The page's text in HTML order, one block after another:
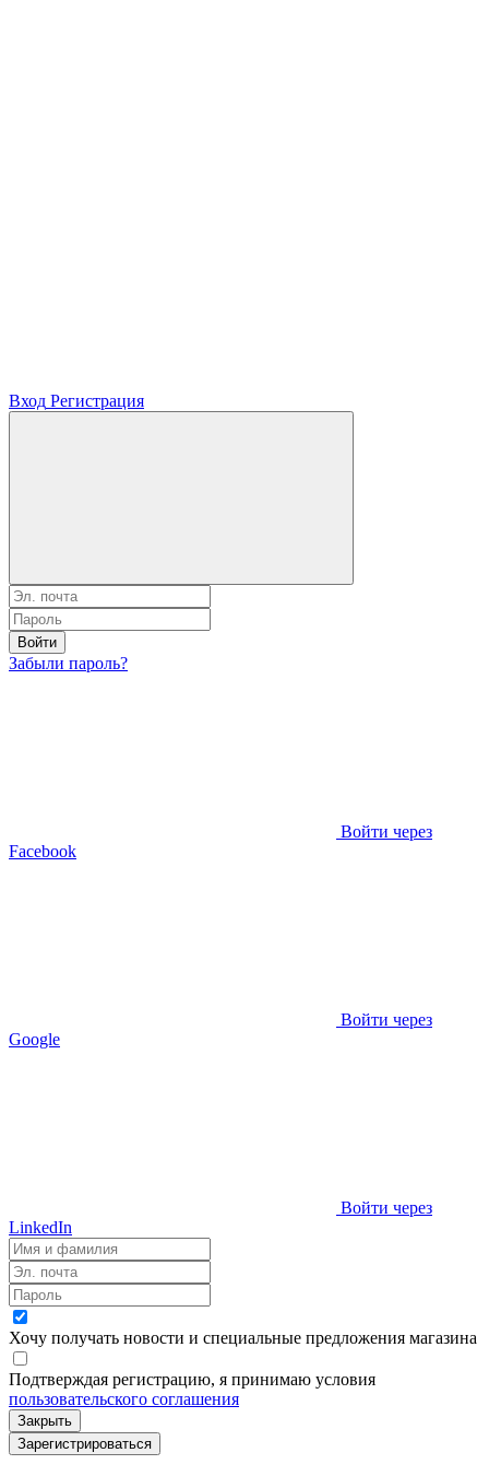
Вход Регистрация
Войти
Забыли пароль?
Войти через
Facebook
Войти через
Google
Войти через
LinkedIn
Хочу получать новости и специальные предложения магазина
Подтверждая регистрацию, я принимаю условия
пользовательского соглашения
Закрыть
Зарегистрироваться